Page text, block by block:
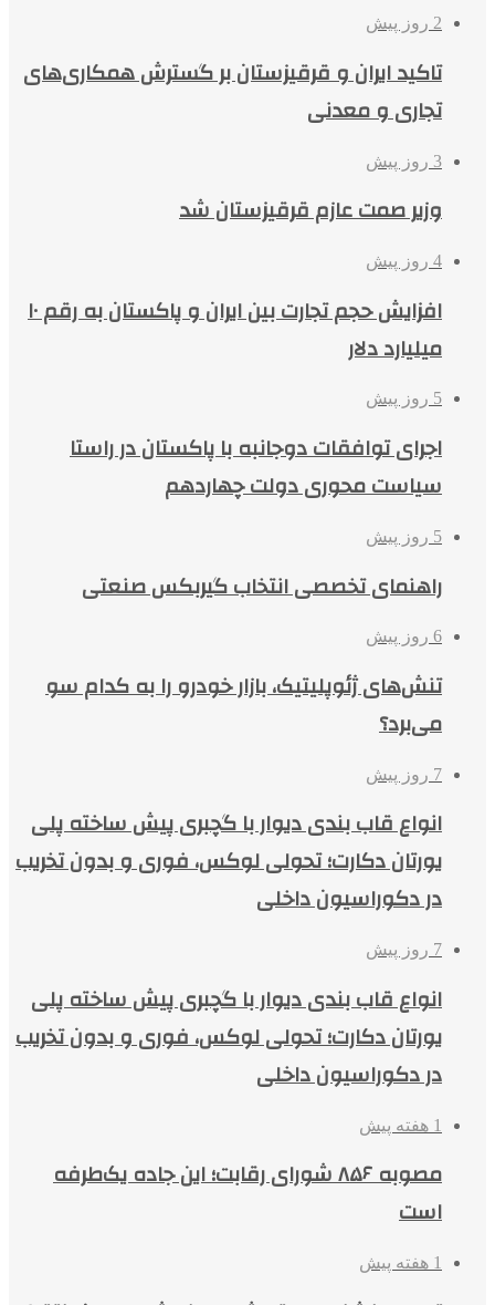
2 روز پیش
تاکید ایران و قرقیزستان بر گسترش همکاری‌های
تجاری و معدنی
3 روز پیش
وزیر صمت عازم قرقیزستان شد
4 روز پیش
افزایش حجم تجارت بین ایران و پاکستان به رقم ۱۰
میلیارد دلار
5 روز پیش
اجرای توافقات دوجانبه با پاکستان در راستا
سیاست محوری دولت چهاردهم
5 روز پیش
راهنمای تخصصی انتخاب گیربکس صنعتی
6 روز پیش
تنش‌های ژئوپلیتیک، بازار خودرو را به کدام سو
می‌برد؟
7 روز پیش
انواع قاب بندی دیوار با گچبری پیش ساخته پلی
یورتان دکارت؛ تحولی لوکس، فوری و بدون تخریب
در دکوراسیون داخلی
7 روز پیش
انواع قاب بندی دیوار با گچبری پیش ساخته پلی
یورتان دکارت؛ تحولی لوکس، فوری و بدون تخریب
در دکوراسیون داخلی
1 هفته پیش
مصوبه ۸۵۶ شورای رقابت؛ این جاده یک‌طرفه
است
1 هفته پیش